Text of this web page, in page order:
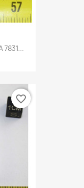
favorite_border